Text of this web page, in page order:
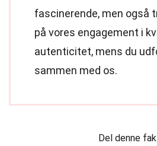
fascinerende, men også
på vores engagement i
autenticitet, mens du
sammen med os.
Del denne